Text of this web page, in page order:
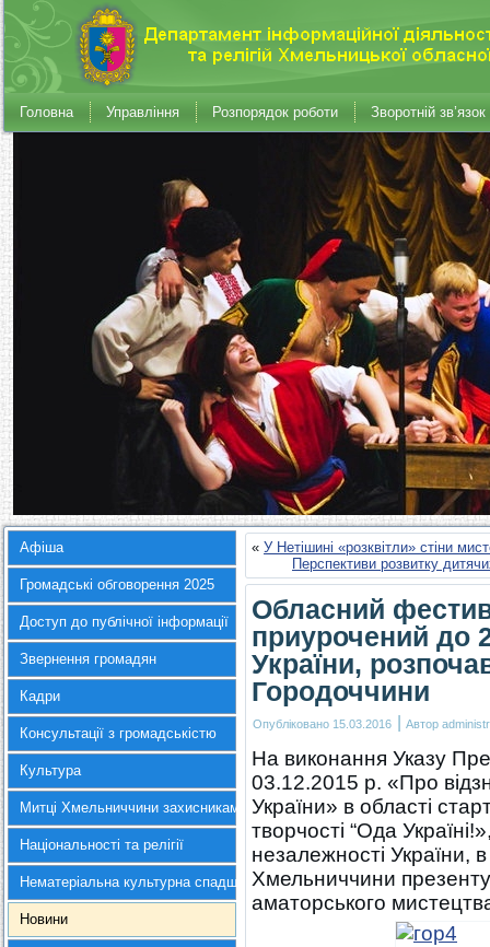
Головна Управління Розпорядок роботи Зворотній зв’язок
Афіша
Громадські обговорення 2025
Доступ до публічної інформації
Звернення громадян
Кадри
Консультації з громадськістю
Культура
Митці Хмельниччини захисникам України
Національності та релігії
Нематеріальна культурна спадщина
Новини
« У Нетішині «розквітли» стіни
Перспективи розвитку
Обласний
приурочений до
України,
Городоччини
Опубліковано 15.03.2016 | Автор
На виконання Указу
03.12.2015 р. «Про
України» в області
творчості “Ода
незалежності України,
Хмельниччини
аматорського